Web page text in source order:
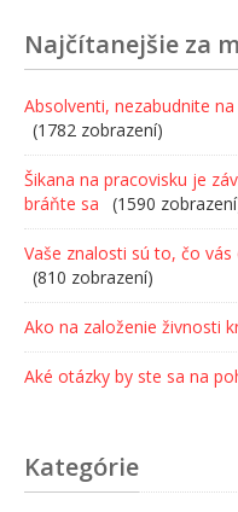
Najčítanejšie za
Absolventi, nezabudnite
(1782 zobrazení)
Šikana na pracovisku je
bráňte sa
(1590
Vaše znalosti sú to, čo
(810 zobrazení)
Ako na založenie živnosti
Aké otázky by ste sa na
Kategórie